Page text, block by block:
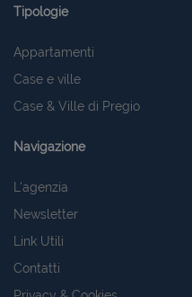
Tipologie
Appartamenti
Case e ville
Case & Ville di Pregio
Navigazione
L'agenzia
Newsletter
Link Utili
Contatti